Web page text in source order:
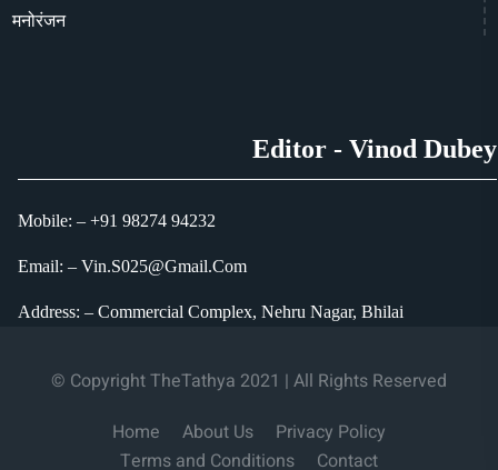
मनोरंजन
Editor - Vinod Dubey
Mobile: – +91 98274 94232
Email: – Vin.S025@Gmail.Com
Address: – Commercial Complex, Nehru Nagar, Bhilai
© Copyright TheTathya 2021 | All Rights Reserved
Home
About Us
Privacy Policy
Terms and Conditions
Contact